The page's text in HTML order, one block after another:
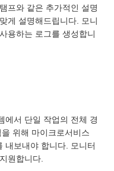
프와 같은 추가적인 설명
게 설명해드립니다. 모니
용하는 로그를 생성합니
에서 단일 작업의 전체 경
위해 마이크로서비스
내보내야 합니다. 모니터
원합니다.